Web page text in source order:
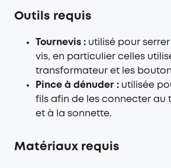
Outils requis
Tournevis : utilisé pour
vis, en particulier celles
transformateur et les
Pince à dénuder : utilisée
fils afin de les connecter au
et à la sonnette.
Matériaux requis